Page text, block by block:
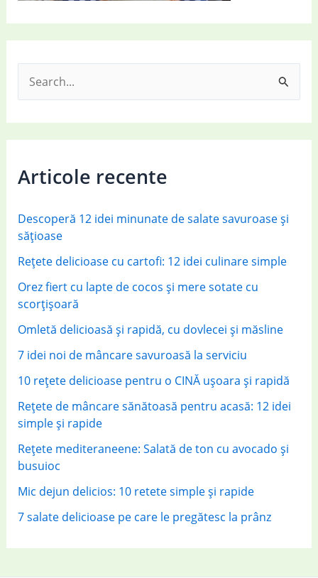
e
a
r
h
o
r
Articole recente
Descoperă 12 idei minunate de salate savuroase și
sățioase
Rețete delicioase cu cartofi: 12 idei culinare simple
Orez fiert cu lapte de cocos și mere sotate cu
scorțișoară
Omletă delicioasă și rapidă, cu dovlecei și măsline
7 idei noi de mâncare savuroasă la serviciu
10 rețete delicioase pentru o CINĂ ușoara și rapidă
Rețete de mâncare sănătoasă pentru acasă: 12 idei
simple și rapide
Rețete mediteraneene: Salată de ton cu avocado și
busuioc
Mic dejun delicios: 10 retete simple și rapide
7 salate delicioase pe care le pregătesc la prânz